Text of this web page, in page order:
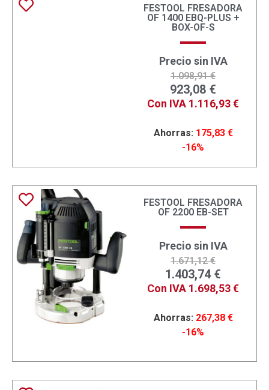
FESTOOL FRESADORA
OF 1400 EBQ-PLUS +
BOX-OF-S
Precio sin IVA
1.098,91€
923,08 €
Con IVA 1.116,93€
Ahorras: 175,83 €
-16%
FESTOOL FRESADORA
OF 2200 EB-SET
Precio sin IVA
1.671,12€
1.403,74 €
Con IVA 1.698,53€
Ahorras: 267,38 €
-16%